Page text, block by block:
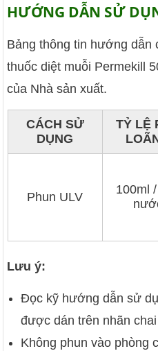
HƯỚNG DẪN SỬ
Bảng thông tin hướng dẫn
thuốc diệt muỗi Permekill
của Nhà sản xuất.
CÁCH SỬ
DỤNG
TỶ LỆ
Phun ULV
100ml
Lưu ý:
Đọc kỹ hướng dẫn sử
được dán trên nhãn
Không phun vào phòng